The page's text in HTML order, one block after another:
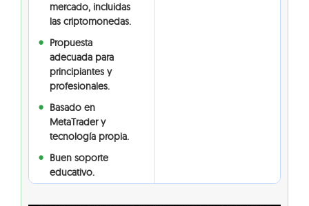
mercado, incluidas
las criptomonedas.
Propuesta
adecuada para
principiantes y
profesionales.
Basado en
MetaTrader y
tecnología propia.
Buen soporte
educativo.